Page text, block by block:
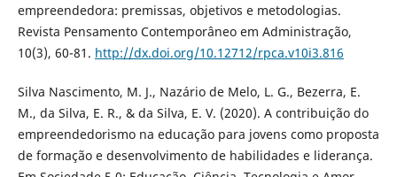
empreendedora: premissas, objetivos e metodologias.
Revista Pensamento Contemporâneo em Administração,
10(3), 60-81. http://dx.doi.org/10.12712/rpca.v10i3.816
Silva Nascimento, M. J., Nazário de Melo, L. G., Bezerra, E.
M., da Silva, E. R., & da Silva, E. V. (2020). A contribuição do
empreendedorismo na educação para jovens como proposta
de formação e desenvolvimento de habilidades e liderança.